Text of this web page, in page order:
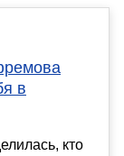
в
кто